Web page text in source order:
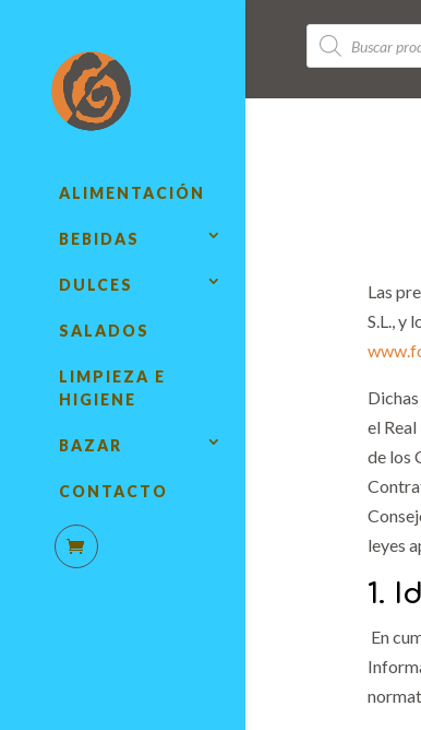
ALIMENTACIÓN
BEBIDAS
DULCES
SALADOS
LIMPIEZA E
HIGIENE
BAZAR
CONTACTO
Búsqueda
de
productos
Las
S.L., y
el
de los
leyes
1.
En